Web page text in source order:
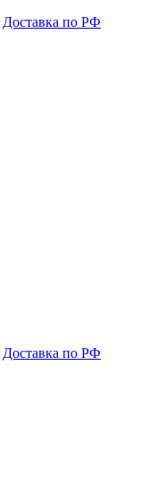
Доставка по РФ
Доставка по РФ